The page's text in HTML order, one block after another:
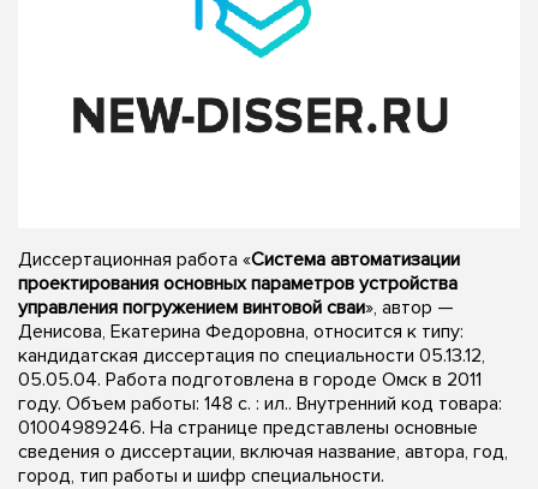
Диссертационная работа «Система автоматизации
проектирования основных параметров устройства
управления погружением винтовой сваи», автор —
Денисова, Екатерина Федоровна, относится к типу:
кандидатская диссертация по специальности 05.13.12,
05.05.04. Работа подготовлена в городе Омск в 2011
году. Объем работы: 148 с. : ил.. Внутренний код товара:
01004989246. На странице представлены основные
сведения о диссертации, включая название, автора, год,
город, тип работы и шифр специальности.